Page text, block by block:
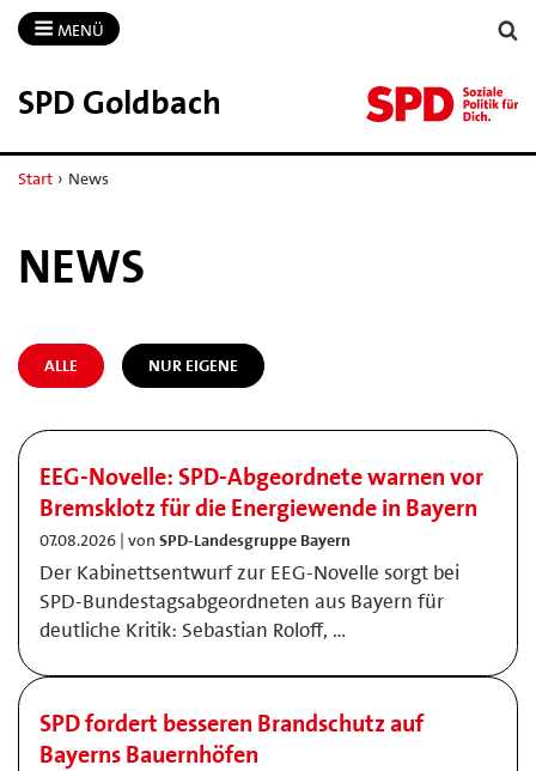
MENÜ
SPD Goldbach
Start › News
NEWS
ALLE NUR EIGENE
EEG-Novelle: SPD-Abgeordnete warnen vor
Bremsklotz für die Energiewende in Bayern
07.08.2026 | von SPD-Landesgruppe Bayern
Der Kabinettsentwurf zur EEG-Novelle sorgt bei
SPD-Bundestagsabgeordneten aus Bayern für
deutliche Kritik: Sebastian Roloff, …
SPD fordert besseren Brandschutz auf
Bayerns Bauernhöfen